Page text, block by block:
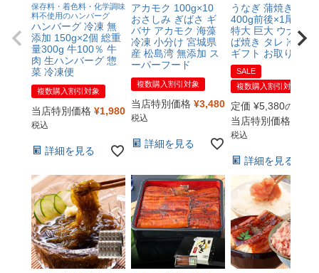
保存料・着色料・化学調味
料不使用のハンバーグ
ハンバーグ 冷凍 無
添加 150g×2個 総重
量300g 牛100％ 牛
肉 生ハンバーグ 惣
菜 冷凍便
複数購入割引対象
当店特別価格 ¥1,980
税込
詳細を見る
アカモク 100g×10
おさしみ ぎばさ ギ
バサ アカモク 海藻
冷凍 小分け 宮城県
産 松島湾 無添加 ス
ーパーフード
複数購入割引対象
当店特別価格 ¥3,480
税込
詳細を見る
うなぎ 蒲焼き 鰻 約
400g前後×1尾 1本
特大 巨大 ウナギ か
ば焼き タレ 冷凍便
ギフト お取り寄せ
SALE
複数購入割引対象
定価 ¥5,380のところ
当店特別価格
税込
詳細を見る